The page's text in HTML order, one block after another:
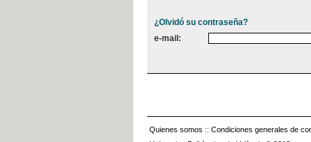
¿Olvidó su contraseña?
e-mail:
Quienes somos :: Condiciones generales de